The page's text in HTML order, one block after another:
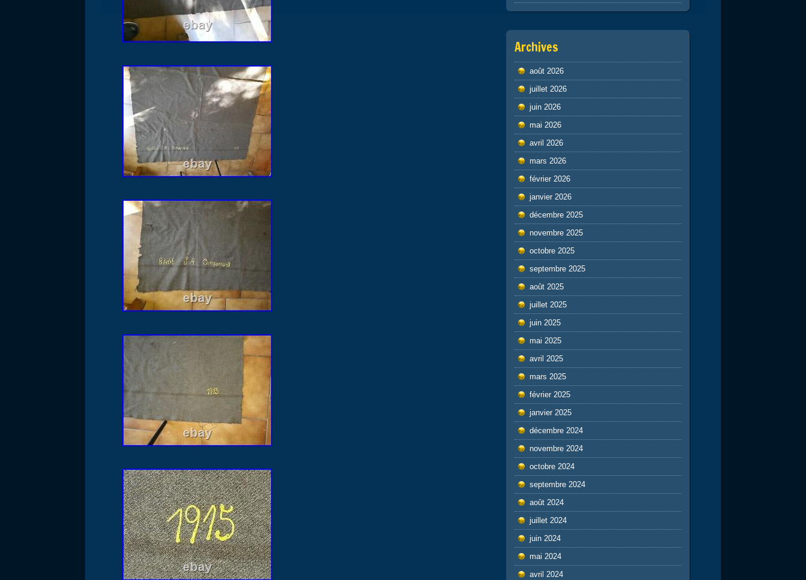
Archives
août 2026
juillet 2026
juin 2026
mai 2026
avril 2026
mars 2026
février 2026
janvier 2026
décembre 2025
novembre 2025
octobre 2025
septembre 2025
août 2025
juillet 2025
juin 2025
mai 2025
avril 2025
mars 2025
février 2025
janvier 2025
décembre 2024
novembre 2024
octobre 2024
septembre 2024
août 2024
juillet 2024
juin 2024
mai 2024
avril 2024